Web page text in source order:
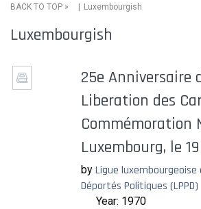
BACK TO TOP » Luxembourgish
Luxembourgish
25e Anniversaire
Liberation des
Commémoration
Luxembourg, le
by Ligue
Déportés Politiques (LPPD)
Year: 1970